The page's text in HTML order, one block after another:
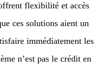
flexibilité et accès
ces solutions aient un
immédiatement les
n’est pas le crédit en